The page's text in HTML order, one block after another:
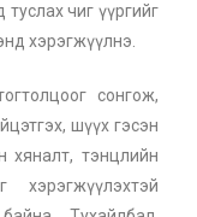
чиг үүргийг
хэрэгжүүлнэ.
сонгож,
шүүх гэсэн
хяналт, тэнцлийн
хэрэгжүүлэхтэй